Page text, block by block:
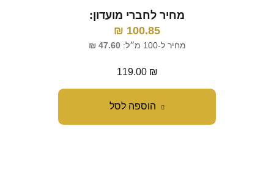
הוספה לסל
מחיר לחברי מועדון:
100.85
₪
מחיר ל-100 מ״ל: 47.60
₪
119.00 ₪